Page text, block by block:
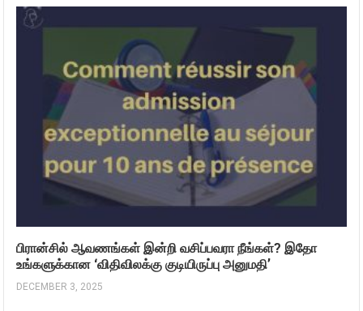
பிரான்சில் ஆவணங்கள் இன்றி வசிப்பவரா நீங்கள்? இதோ
உங்களுக்கான ‘விதிவிலக்கு குடியிருப்பு அனுமதி’
DECEMBER 3, 2025